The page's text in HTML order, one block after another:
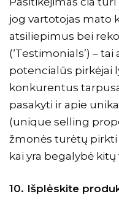
jog vartotojas mato
atsiliepimus bei
(‘Testimonials’) –
potencialūs pirkėjai
konkurentus
pasakyti ir apie
(unique selling
žmonės turėtų
kai yra begalybė kitų
10. Išplėskite